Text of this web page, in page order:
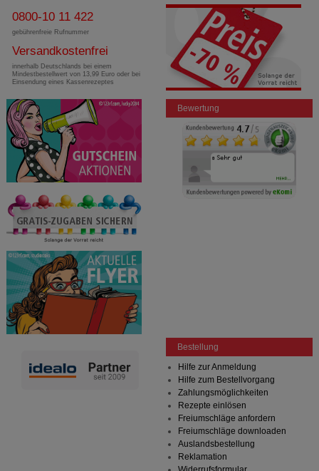
0800-10 11 422
gebührenfreie Rufnummer
Versandkostenfrei
innerhalb Deutschlands bei einem
Mindestbestellwert von 13,99 Euro oder bei
Einsendung eines Kassenrezeptes
Bewertung
Bestellung
Hilfe zur Anmeldung
Hilfe zum Bestellvorgang
Zahlungsmöglichkeiten
Rezepte einlösen
Freiumschläge anfordern
Freiumschläge downloaden
Auslandsbestellung
Reklamation